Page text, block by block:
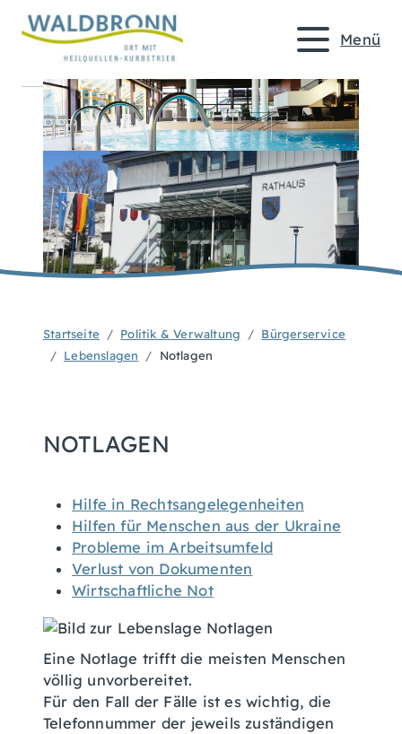
Menü
Startseite Politik & Verwaltung
Bürgerservice
Lebenslagen
Notlagen
NOTLAGEN
Hilfe in Rechtsangelegenheiten
Hilfen für Menschen aus der Ukraine
Probleme im Arbeitsumfeld
Verlust von Dokumenten
Wirtschaftliche Not
Eine Notlage trifft die meisten Menschen
völlig unvorbereitet.
Für den Fall der Fälle ist es wichtig, die
Telefonnummer der jeweils zuständigen